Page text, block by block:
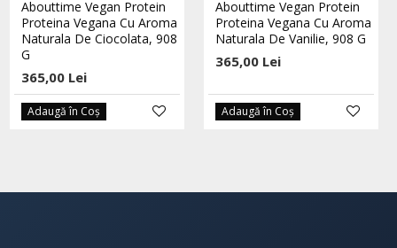
100% Proteina Pura Whey -
2000g - Banana Mango
646,00 Lei
Abouttime Vegan Protein
Proteina Vegana Cu Aroma
Naturala De Ciocolata, 908
G
365,00 Lei
Adaugă în Coş
Abouttime Vegan Protein
Proteina Vegana Cu Aroma
Naturala De Vanilie, 908 G
365,00 Lei
Adaugă în Coş